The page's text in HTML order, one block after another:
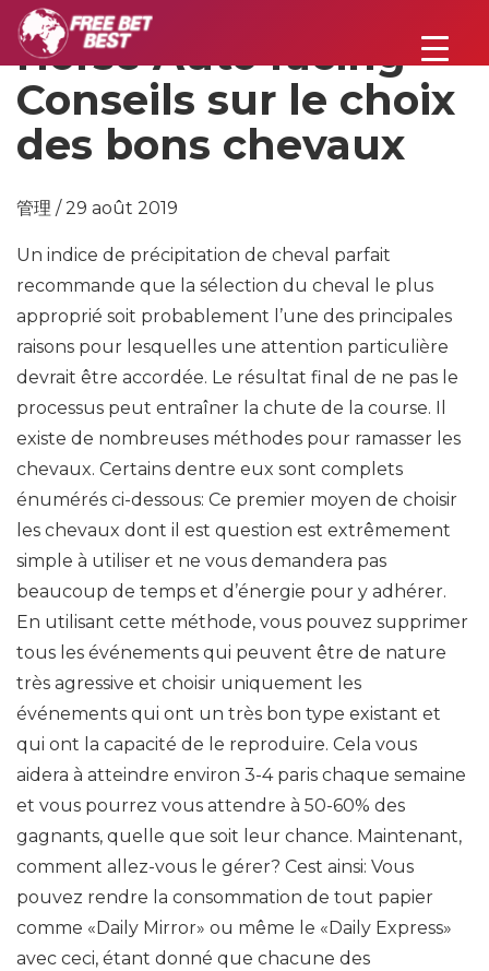
Horse Auto racing
Conseils sur le choix
des bons chevaux
管理 / 29 août 2019
Un indice de précipitation de cheval parfait
recommande que la sélection du cheval le plus
approprié soit probablement l’une des principales
raisons pour lesquelles une attention particulière
devrait être accordée. Le résultat final de ne pas le
processus peut entraîner la chute de la course. Il
existe de nombreuses méthodes pour ramasser les
chevaux. Certains dentre eux sont complets
énumérés ci-dessous: Ce premier moyen de choisir
les chevaux dont il est question est extrêmement
simple à utiliser et ne vous demandera pas
beaucoup de temps et d’énergie pour y adhérer.
En utilisant cette méthode, vous pouvez supprimer
tous les événements qui peuvent être de nature
très agressive et choisir uniquement les
événements qui ont un très bon type existant et
qui ont la capacité de le reproduire. Cela vous
aidera à atteindre environ 3-4 paris chaque semaine
et vous pourrez vous attendre à 50-60% des
gagnants, quelle que soit leur chance. Maintenant,
comment allez-vous le gérer? Cest ainsi: Vous
pouvez rendre la consommation de tout papier
comme «Daily Mirror» ou même le «Daily Express»
avec ceci, étant donné que chacune des